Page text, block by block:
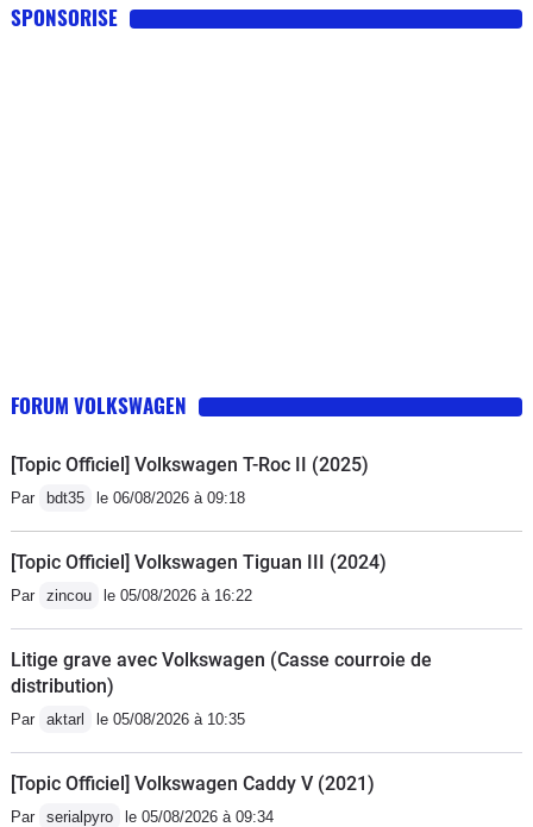
SPONSORISE
FORUM VOLKSWAGEN
[Topic Officiel] Volkswagen T-Roc II (2025)
Par bdt35 le 06/08/2026 à 09:18
[Topic Officiel] Volkswagen Tiguan III (2024)
Par zincou le 05/08/2026 à 16:22
Litige grave avec Volkswagen (Casse courroie de
distribution)
Par aktarl le 05/08/2026 à 10:35
[Topic Officiel] Volkswagen Caddy V (2021)
Par serialpyro le 05/08/2026 à 09:34